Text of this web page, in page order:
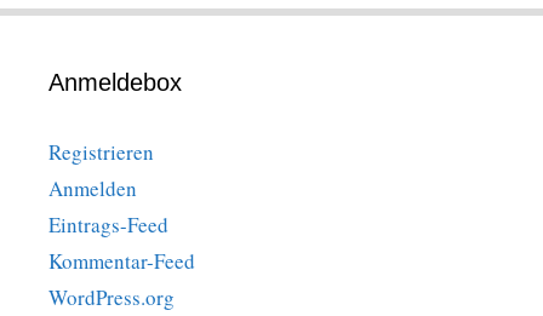
Anmeldebox
Registrieren
Anmelden
Eintrags-Feed
Kommentar-Feed
WordPress.org